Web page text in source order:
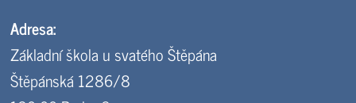
Adresa:
Základní škola u svatého Štěpána
Štěpánská 1286/8